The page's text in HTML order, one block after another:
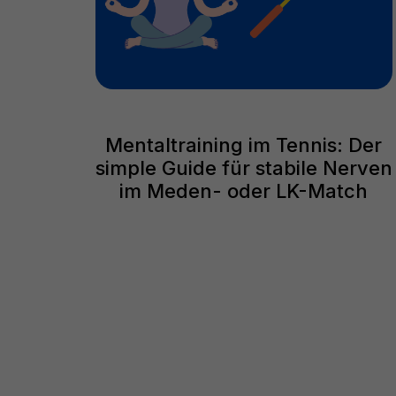
Mentaltraining im Tennis: Der
simple Guide für stabile Nerven
im Meden- oder LK-Match